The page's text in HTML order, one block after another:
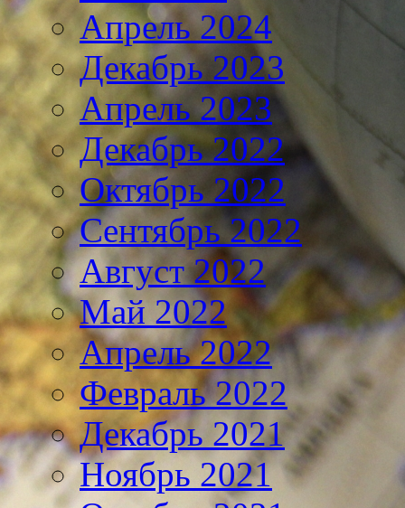
Апрель 2024
Декабрь 2023
Апрель 2023
Декабрь 2022
Октябрь 2022
Сентябрь 2022
Август 2022
Май 2022
Апрель 2022
Февраль 2022
Декабрь 2021
Ноябрь 2021